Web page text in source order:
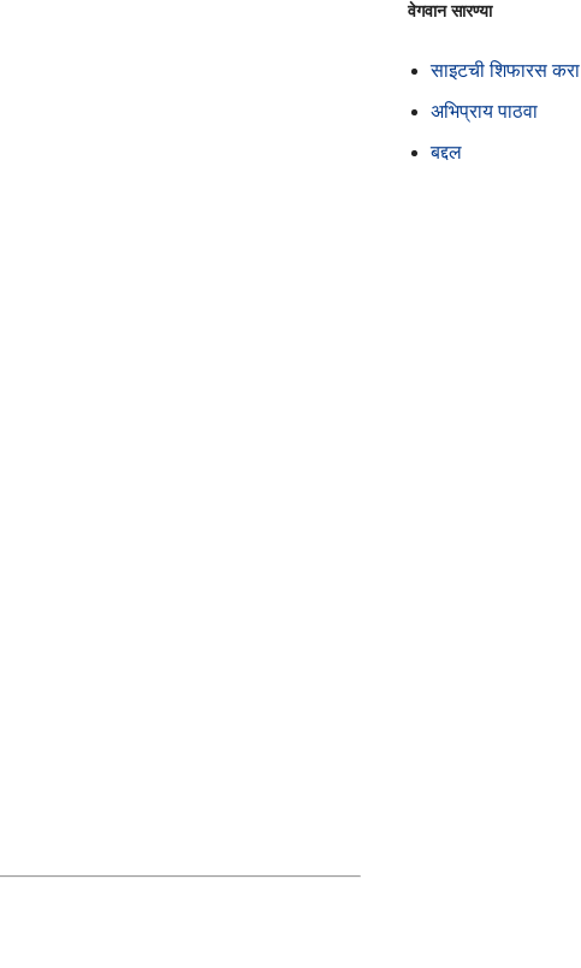
वेगवान सारण्या
साइटची शिफारस करा
अभिप्राय पाठवा
बद्दल